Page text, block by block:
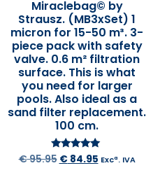
Miraclebag© by
Strausz. (MB3xSet) 1
micron for 15-50 m³. 3-
piece pack with safety
valve. 0.6 m² filtration
surface. This is what
you need for larger
pools. Also ideal as a
sand filter replacement.
100 cm.
Valorado en
5.00
€95.95 €84.95 Excª. IVA